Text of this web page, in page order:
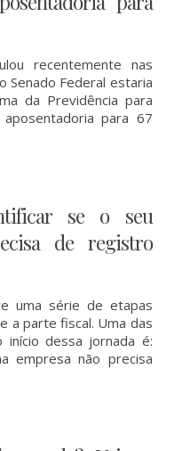
recentemente nas
Senado Federal estaria
da Previdência para
para 67
se o seu
de registro
uma série de etapas
a parte fiscal. Uma das
início dessa jornada é:
empresa não precisa